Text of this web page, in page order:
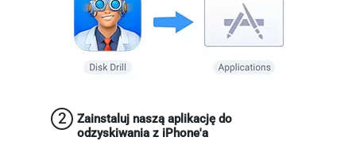
2
Zainstaluj naszą aplikację do
odzyskiwania z iPhone'a